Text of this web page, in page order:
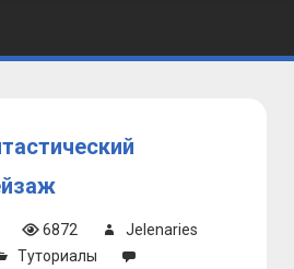
6872
Jelenaries
Туториалы